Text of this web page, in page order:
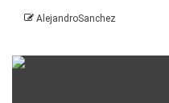
AlejandroSanchez